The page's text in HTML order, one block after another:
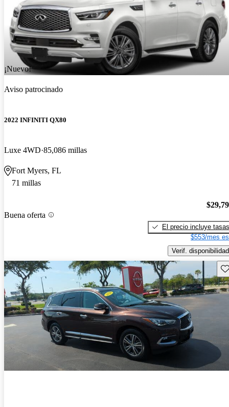
¡Nuevo!
Aviso patrocinado
2022 INFINITI QX80
Luxe 4WD 85,086 millas
Fort Myers, FL
71 millas
Buena oferta
El precio incluye tasas
$553/mes
Verif. disponibilidad